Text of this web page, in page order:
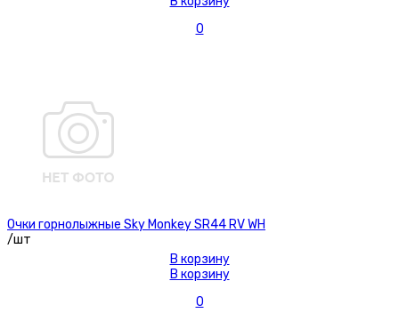
0
Очки горнолыжные Sky Monkey SR44 RV WH
/шт
В корзину
В корзину
0